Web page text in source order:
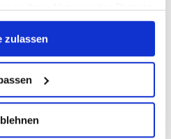
Ihrer Nutzung der Dienste
zulassen